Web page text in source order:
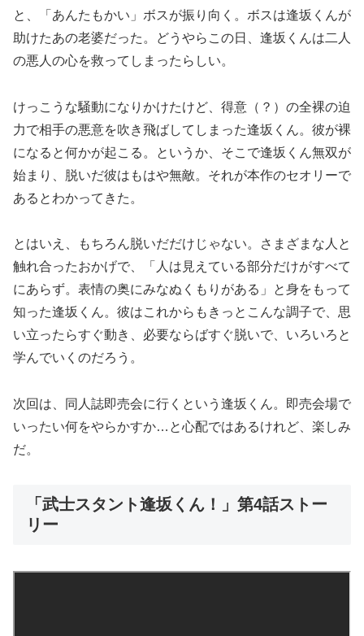
と、「あんたもかい」ボスが振り向く。ボスは逢坂くんが
助けたあの老婆だった。どうやらこの日、逢坂くんは二人
の悪人の心を救ってしまったらしい。
けっこうな騒動になりかけたけど、得意（？）の全裸の迫
力で相手の悪意を吹き飛ばしてしまった逢坂くん。彼が裸
になると何かが起こる。というか、そこで逢坂くん無双が
始まり、脱いだ彼はもはや無敵。それが本作のセオリーで
あるとわかってきた。
とはいえ、もちろん脱いだだけじゃない。さまざまな人と
触れ合ったおかげで、「人は見えている部分だけがすべて
にあらず。表情の奥にみなぬくもりがある」と身をもって
知った逢坂くん。彼はこれからもきっとこんな調子で、思
い立ったらすぐ動き、必要ならばすぐ脱いで、いろいろと
学んでいくのだろう。
次回は、同人誌即売会に行くという逢坂くん。即売会場で
いったい何をやらかすか…と心配ではあるけれど、楽しみ
だ。
「武士スタント逢坂くん！」第4話ストー
リー